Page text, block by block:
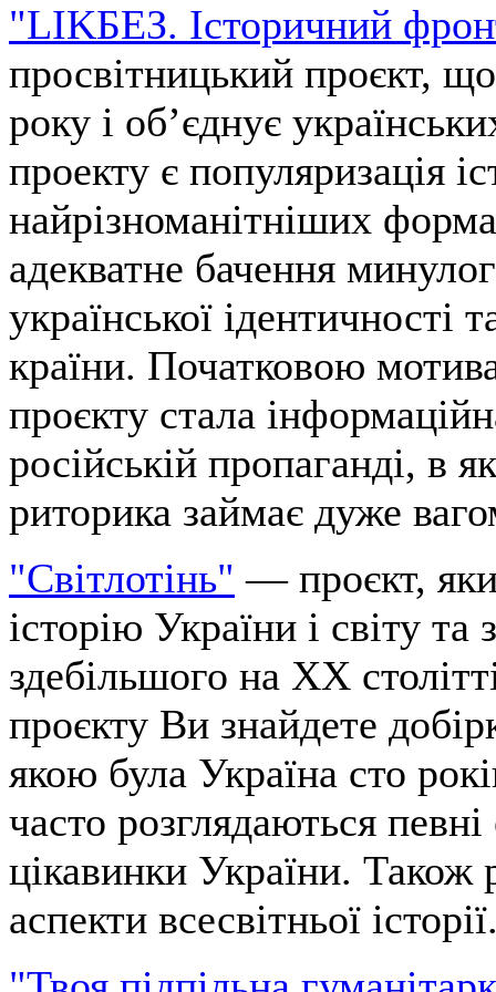
"LIKБЕЗ. Історичний
просвітницький проєкт,
року і об’єднує
проекту є популяризація
найрізноманітніших
адекватне бачення
української ідентичності
країни. Початковою
проєкту стала
російській пропаганді, в
риторика займає дуже
"Світлотінь" — проєкт,
історію України і світу
здебільшого на XX
проєкту Ви знайдете
якою була Україна сто
часто розглядаються певні
цікавинки України. Також
аспекти всесвітньої